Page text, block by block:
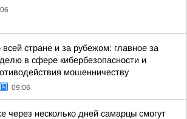
всей стране и за рубежом: главное за
в сфере кибербезопасности и
мошенничеству
09:06
через несколько дней самарцы смогут